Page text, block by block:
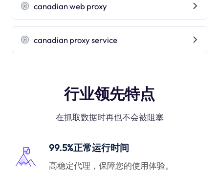
canadian web proxy
canadian proxy service
行业领先特点
在抓取数据时再也不会被阻塞
99.5%正常运行时间
高稳定代理，保障您的使用体验。